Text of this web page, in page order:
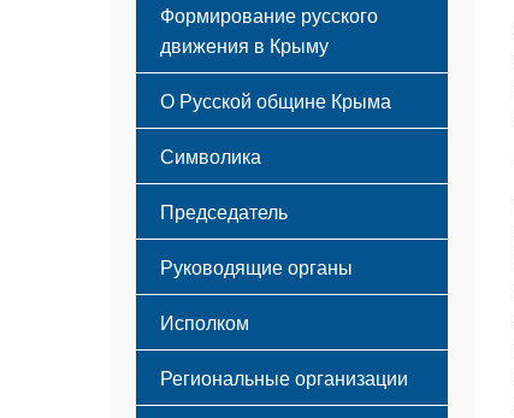
Формирование русского
движения в Крыму
Русский Крым
О Русской общине Крыма
Этапы становления
Принципы деятельности
Структура
Мероприятия
Символика
Флаг
Герб
Гимн
Председатель
Руководящие органы
Исполком
Региональные организации